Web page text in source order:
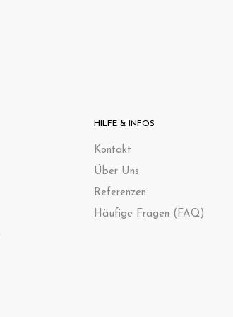
HILFE & INFOS
Kontakt
Über Uns
Referenzen
Häufige Fragen (FAQ)